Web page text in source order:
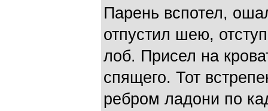
Парень вспотел,
отпустил шею,
лоб. Присел на
спящего. Тот
ребром ладони по